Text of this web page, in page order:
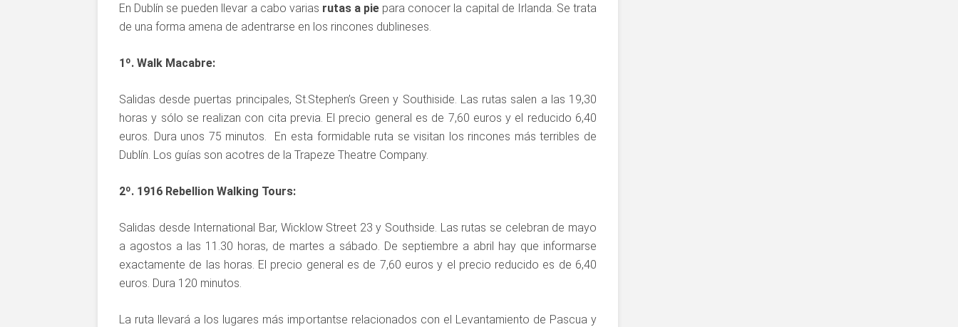
En Dublín se pueden llevar a cabo varias rutas a pie para conocer la capital de Irlanda. Se trata
de una forma amena de adentrarse en los rincones dublineses.
1º. Walk Macabre:
Salidas desde puertas principales, St.Stephen’s Green y Southiside. Las rutas salen a las 19,30
horas y sólo se realizan con cita previa. El precio general es de 7,60 euros y el reducido 6,40
euros. Dura unos 75 minutos. En esta formidable ruta se visitan los rincones más terribles de
Dublín. Los guías son acotres de la Trapeze Theatre Company.
2º. 1916 Rebellion Walking Tours:
Salidas desde International Bar, Wicklow Street 23 y Southside. Las rutas se celebran de mayo
a agostos a las 11.30 horas, de martes a sábado. De septiembre a abril hay que informarse
exactamente de las horas. El precio general es de 7,60 euros y el precio reducido es de 6,40
euros. Dura 120 minutos.
La ruta llevará a los lugares más importantse relacionados con el Levantamiento de Pascua y